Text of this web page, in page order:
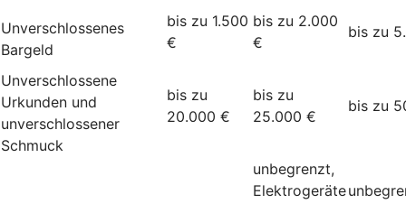
Unverschlossenes
Bargeld
bis zu 1.500
€
bis zu 2.000
€
bis zu
Unverschlossene
Urkunden und
unverschlossener
Schmuck
bis zu
20.000 €
bis zu
25.000 €
bis zu
unbegrenzt,
Elektrogeräte